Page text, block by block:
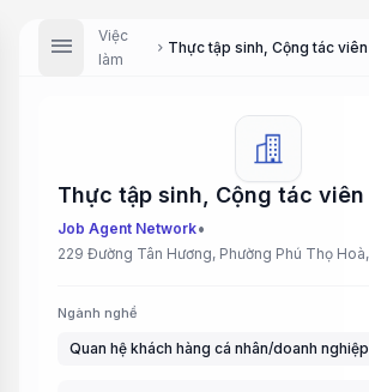
menu
Việc
làm
chevron_right
Job Agent Network•
Ngành nghề
Quan hệ khách hàng cá nhân/doanh nghiệp